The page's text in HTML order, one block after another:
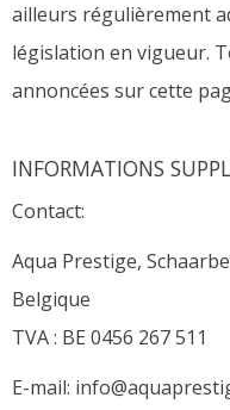
ailleurs régulièrement
législation en vigueur.
annoncées sur cette
INFORMATIONS
Contact:
Aqua Prestige,
Belgique
TVA : BE 0456 267 511
E-mail: